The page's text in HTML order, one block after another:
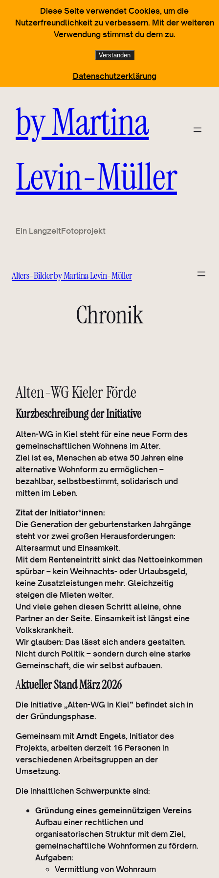
Alters-Bilder
by Martina
Levin-Müller
Ein LangzeitFotoprojekt
Alters-Bilder by Martina Levin-Müller
Chronik
Alten-WG Kieler Förde
Kurzbeschreibung der Initiative
Alten-WG in Kiel steht für eine neue Form des
gemeinschaftlichen Wohnens im Alter.
Ziel ist es, Menschen ab etwa 50 Jahren eine
alternative Wohnform zu ermöglichen –
bezahlbar, selbstbestimmt, solidarisch und
mitten im Leben.
Zitat der Initiator*innen:
Die Generation der geburtenstarken Jahrgänge
steht vor zwei großen Herausforderungen:
Altersarmut und Einsamkeit.
Mit dem Renteneintritt sinkt das Nettoeinkommen
spürbar – kein Weihnachts- oder Urlaubsgeld,
keine Zusatzleistungen mehr. Gleichzeitig
steigen die Mieten weiter.
Und viele gehen diesen Schritt alleine, ohne
Partner an der Seite. Einsamkeit ist längst eine
Volkskrankheit.
Wir glauben: Das lässt sich anders gestalten.
Nicht durch Politik – sondern durch eine starke
Gemeinschaft, die wir selbst aufbauen.
Aktueller Stand März 2026
Die Initiative „Alten-WG in Kiel“ befindet sich in
der Gründungsphase.
Gemeinsam mitArndt Engels, Initiator des
Projekts, arbeiten derzeit 16 Personen in
verschiedenen Arbeitsgruppen an der
Umsetzung.
Die inhaltlichen Schwerpunkte sind:
Gründung eines gemeinnützigen Vereins
Aufbau einer rechtlichen und
organisatorischen Struktur mit dem Ziel,
gemeinschaftliche Wohnformen zu fördern.
Aufgaben:
Vermittlung von Wohnraum
Diese Seite verwendet Cookies, um die
Nutzerfreundlichkeit zu verbessern. Mit der weiteren
Verwendung stimmst du dem zu.
Verstanden
Datenschutzerklärung